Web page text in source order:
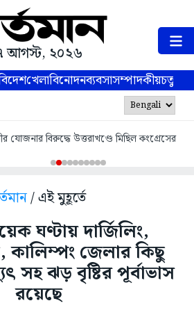
আগস্ট, ২০২৬
খেলাবিনোদনব্যবসাসম্পাদকীয়
যোজনার বিরুদ্ধে উত্তরাখণ্ডে মিছিল কংগ্রেসের
/ এই মুহূর্তে
ঘণ্টায় দার্জিলিং,
জেলার কিছু
সহ ঝড় বৃষ্টির পূর্বাভাস
রয়েছে